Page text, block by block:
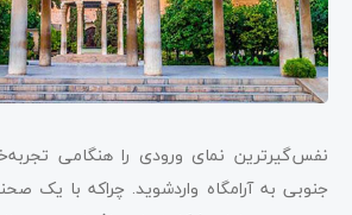
نفس‌گیرترین نمای ورودی را هنگامی
جنوبی به آرامگاه واردشوید. چراکه با یک